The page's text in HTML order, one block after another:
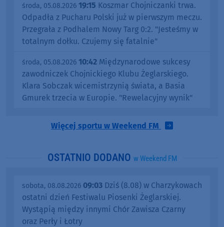
środa, 05.08.2026 19:15 Koszmar Chojniczanki trwa.
Odpadła z Pucharu Polski już w pierwszym meczu.
Przegrała z Podhalem Nowy Targ 0:2. "Jesteśmy w
totalnym dołku. Czujemy się fatalnie"
środa, 05.08.2026 10:42 Międzynarodowe sukcesy
zawodniczek Chojnickiego Klubu Żeglarskiego.
Klara Sobczak wicemistrzynią świata, a Basia
Gmurek trzecia w Europie. "Rewelacyjny wynik"
Więcej sportu w Weekend FM
OSTATNIO DODANO w Weekend FM
sobota, 08.08.2026 09:03 Dziś (8.08) w Charzykowach
ostatni dzień Festiwalu Piosenki Żeglarskiej.
Wystąpią między innymi Chór Zawisza Czarny
oraz Perły i Łotry